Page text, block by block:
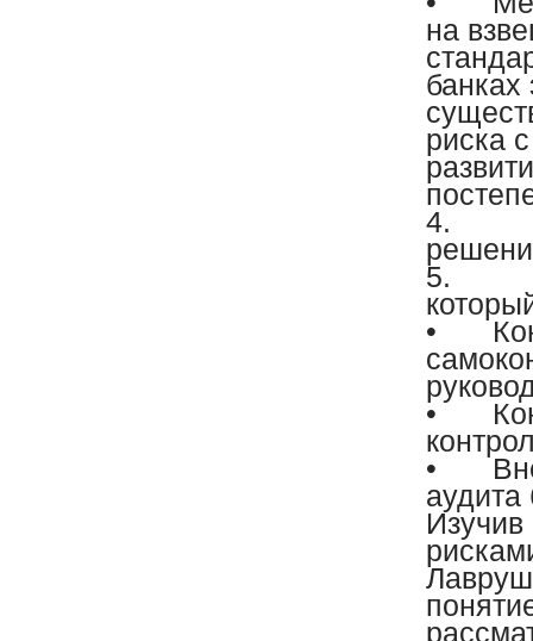
на
банках
риска
4.
5.
•
•
•
аудита